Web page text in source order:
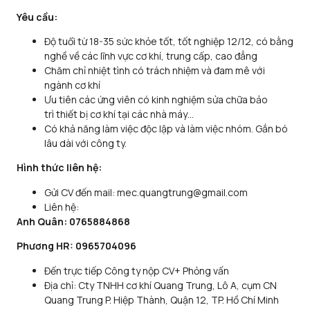
Yêu cầu:
Độ tuổi từ 18-35 sức khỏe tốt, tốt nghiệp 12/12, có bằng
nghề về các lĩnh vực cơ khí, trung cấp, cao đẳng
Chăm chỉ nhiệt tình có trách nhiệm và đam mê với
ngành cơ khí
Ưu tiên các ứng viên có kinh nghiệm sửa chữa bảo
trì thiết bị cơ khí tại các nhà máy…
Có khả năng làm việc độc lập và làm việc nhóm. Gắn bó
lâu dài với công ty.
Hình thức liên hệ:
Gửi CV đến mail: mec.quangtrung@gmail.com
Liên hệ:
Anh Quân: 0765884868
Phương HR: 0965704096
Đến trực tiếp Công ty nộp CV+ Phỏng vấn
Địa chỉ: Cty TNHH cơ khí Quang Trung, Lô A, cụm CN
Quang Trung P. Hiệp Thành, Quận 12, TP. Hồ Chí Minh